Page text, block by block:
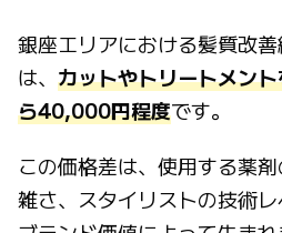
銀座エリアにおける髪質改
は、 カットやトリートメン
ら40,000円程度です。
この価格差は、使用する薬
雑さ、スタイリストの技術